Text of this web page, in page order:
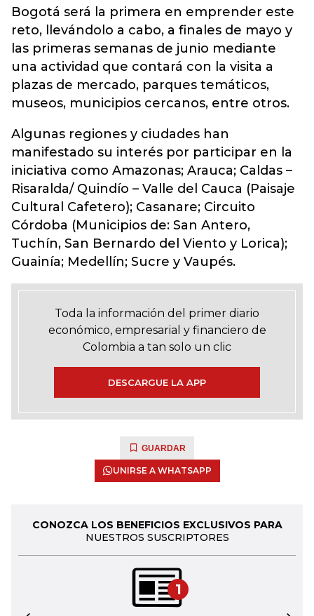
Bogotá será la primera en emprender este
reto, llevándolo a cabo, a finales de mayo y
las primeras semanas de junio mediante
una actividad que contará con la visita a
plazas de mercado, parques temáticos,
museos, municipios cercanos, entre otros.
Algunas regiones y ciudades han
manifestado su interés por participar en la
iniciativa como Amazonas; Arauca; Caldas –
Risaralda/ Quindío – Valle del Cauca (Paisaje
Cultural Cafetero); Casanare; Circuito
Córdoba (Municipios de: San Antero,
Tuchín, San Bernardo del Viento y Lorica);
Guainía; Medellín; Sucre y Vaupés.
Toda la información del primer diario
económico, empresarial y financiero de
Colombia a tan solo un clic
DESCARGUE LA APP
GUARDAR
UNIRSE A WHATSAPP
CONOZCA LOS BENEFICIOS EXCLUSIVOS PARA
NUESTROS SUSCRIPTORES
1